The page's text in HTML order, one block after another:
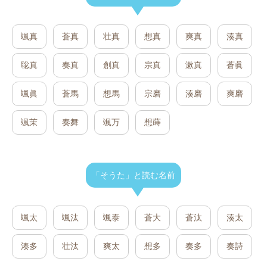
颯真 蒼真 壮真 想真 爽真 湊真
聡真 奏真 創真 宗真 漱真 蒼眞
颯眞 蒼馬 想馬 宗磨 湊磨 爽磨
颯茉 奏舞 颯万 想蒔
「そうた」と読む名前
颯太 颯汰 颯泰 蒼大 蒼汰 湊太
湊多 壮汰 爽太 想多 奏多 奏詩